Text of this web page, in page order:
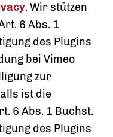
. Wir stützen
6 Abs. 1
des Plugins
bei Vimeo
zur
ist die
6 Abs. 1 Buchst.
des Plugins